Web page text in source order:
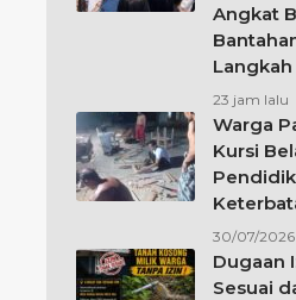
Angkat
23 jam lalu
Warga
Kursi
30/07/2026
Dugaan
Sesuai